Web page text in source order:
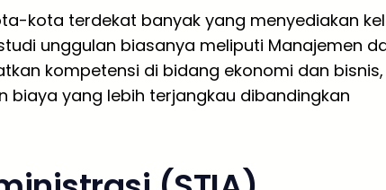
kota terdekat banyak yang menyediakan
unggulan biasanya meliputi Manajemen
kompetensi di bidang ekonomi dan bisnis,
biaya yang lebih terjangkau dibandingkan